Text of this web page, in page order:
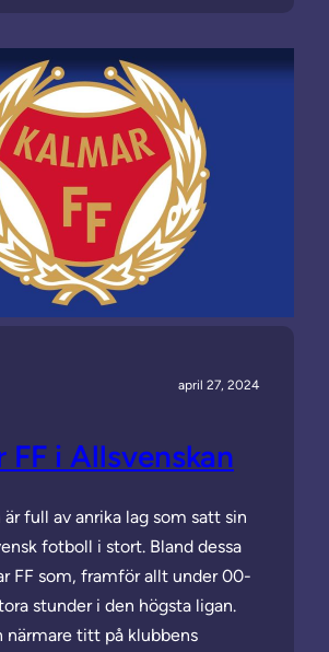
april 27, 2024
FF i Allsvenskan
är full av anrika lag som satt sin
fotboll i stort. Bland dessa
FF som, framför allt under 00-
stunder i den högsta ligan.
närmare titt på klubbens